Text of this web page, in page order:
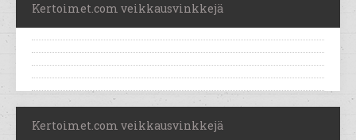
Kertoimet.com veikkausvinkkejä
Kertoimet.com veikkausvinkkejä